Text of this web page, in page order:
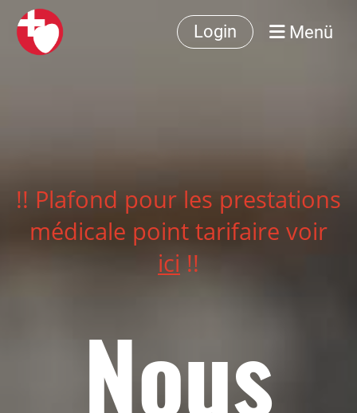
Login Menü
!! Plafond pour les prestations
médicale point tarifaire voir
ici !!
Nous